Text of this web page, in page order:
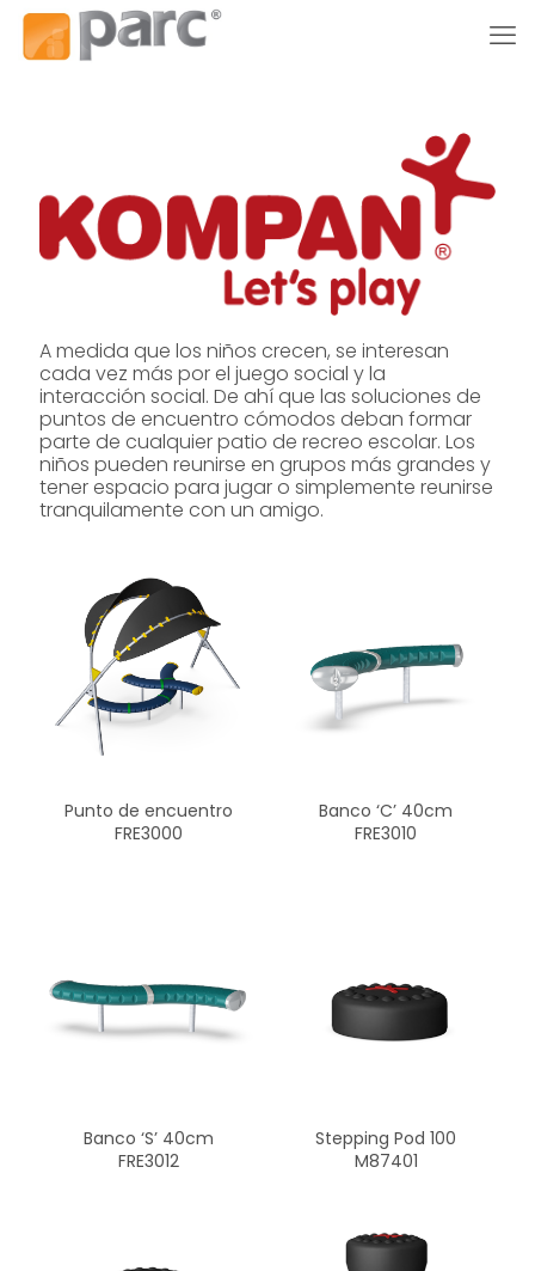
A medida que los niños crecen, se interesan
cada vez más por el juego social y la
interacción social. De ahí que las soluciones de
puntos de encuentro cómodos deban formar
parte de cualquier patio de recreo escolar. Los
niños pueden reunirse en grupos más grandes y
tener espacio para jugar o simplemente reunirse
tranquilamente con un amigo.
Punto de encuentro
FRE3000
Banco ‘C’ 40cm
FRE3010
Banco ‘S’ 40cm
FRE3012
Stepping Pod 100
M87401